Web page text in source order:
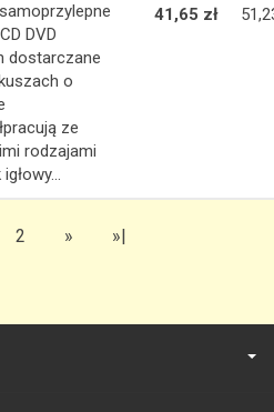
DVD
dostarczane
o
ze
rodzajami
41,65 zł
2 » »|